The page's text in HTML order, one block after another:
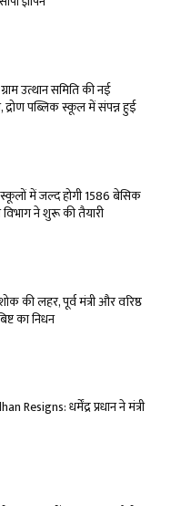
उत्थान समिति की नई
द्रोण पब्लिक स्कूल में संपन्न हुई
में जल्द होगी 1586 बेसिक
विभाग ने शुरू की तैयारी
की लहर, पूर्व मंत्री और वरिष्ठ
का निधन
Resigns: धर्मेंद्र प्रधान ने मंत्री